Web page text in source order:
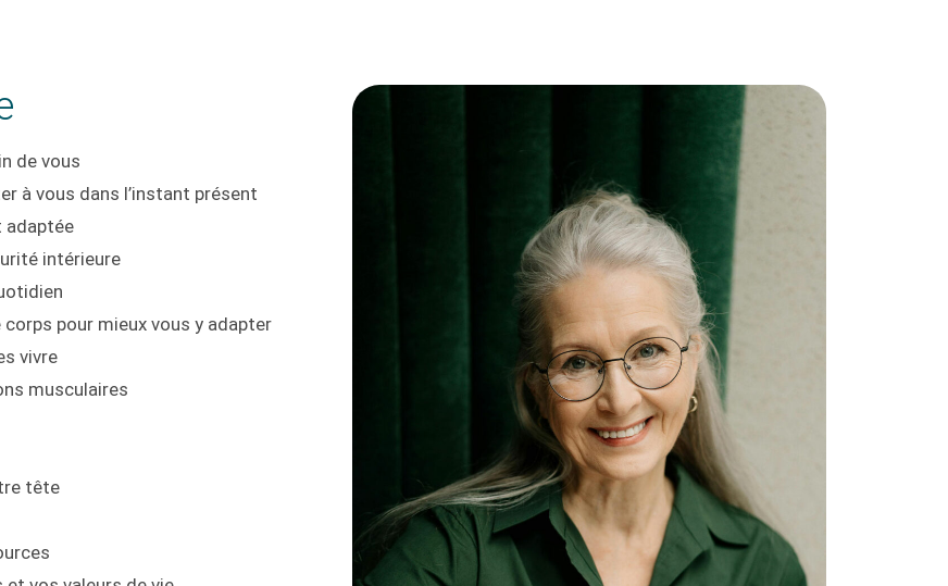
de vous
à vous dans l’instant présent
adaptée
intérieure
pour mieux vous y adapter
vivre
musculaires
tête